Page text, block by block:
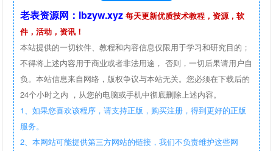
老表资源网：lbzyw.xyz 每天更新优质技术教程，资源，软
件，活动，资讯！
本站提供的一切软件、教程和内容信息仅限用于学习和研究目的；
不得将上述内容用于商业或者非法用途， 否则，一切后果请用户自
负。本站信息来自网络，版权争议与本站无关。您必须在下载后的
24个小时之内 ，从您的电脑或手机中彻底删除上述内容。
1、如果您喜欢该程序，请支持正版，购买注册，得到更好的正版
服务。
2、本网站可能提供第三方网站的链接，我们不负责维护这些网